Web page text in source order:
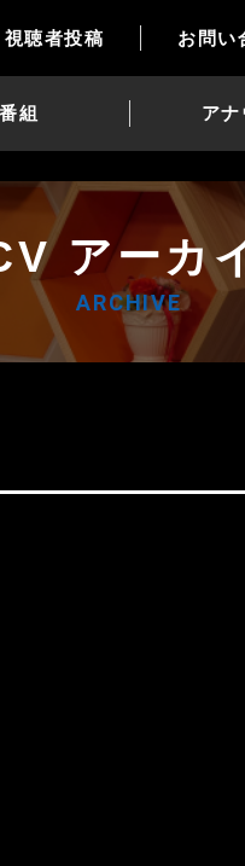
視聴者投稿 お問い
組 ア
アーカ
ARCHIVE